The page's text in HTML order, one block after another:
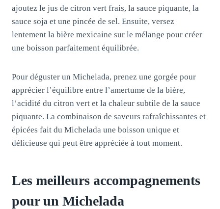
ajoutez le jus de citron vert frais, la sauce piquante, la
sauce soja et une pincée de sel. Ensuite, versez
lentement la bière mexicaine sur le mélange pour créer
une boisson parfaitement équilibrée.
Pour déguster un Michelada, prenez une gorgée pour
apprécier l’équilibre entre l’amertume de la bière,
l’acidité du citron vert et la chaleur subtile de la sauce
piquante. La combinaison de saveurs rafraîchissantes et
épicées fait du Michelada une boisson unique et
délicieuse qui peut être appréciée à tout moment.
Les meilleurs accompagnements
pour un Michelada